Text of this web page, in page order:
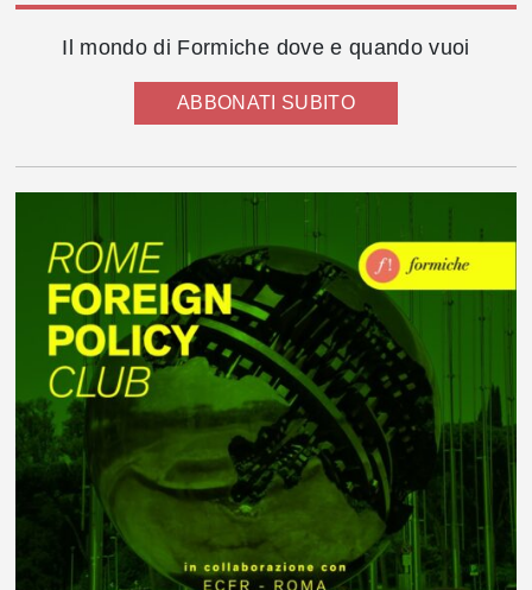
Il mondo di Formiche dove e quando vuoi
ABBONATI SUBITO